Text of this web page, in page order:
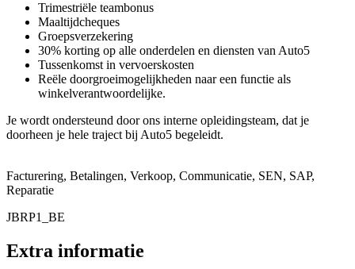
Trimestriële teambonus
Maaltijdcheques
Groepsverzekering
30% korting op alle onderdelen en diensten van Auto5
Tussenkomst in vervoerskosten
Reële doorgroeimogelijkheden naar een functie als
winkelverantwoordelijke.
Je wordt ondersteund door ons interne opleidingsteam, dat je
doorheen je hele traject bij Auto5 begeleidt.
Facturering, Betalingen, Verkoop, Communicatie, SEN, SAP,
Reparatie
JBRP1_BE
Extra informatie